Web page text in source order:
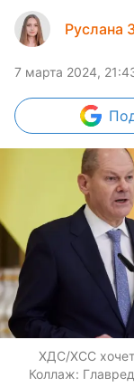
Руслана
7 марта 2024,
ХДС/ХСС хочет
Коллаж: